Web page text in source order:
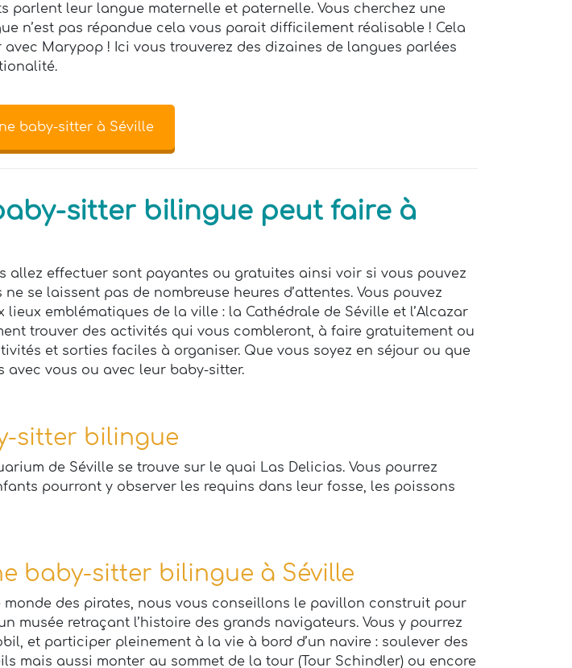
parlent leur langue maternelle et paternelle. Vous cherchez une
n’est pas répandue cela vous parait difficilement réalisable ! Cela
Marypop ! Ici vous trouverez des dizaines de langues parlées
baby-sitter à Séville
sitter bilingue peut faire à
allez effectuer sont payantes ou gratuites ainsi voir si vous pouvez
se laissent pas de nombreuse heures d’attentes. Vous pouvez
emblématiques de la ville : la Cathédrale de Séville et l’Alcazar
trouver des activités qui vous combleront, à faire gratuitement ou
et sorties faciles à organiser. Que vous soyez en séjour ou que
avec vous ou avec leur baby-sitter.
sitter bilingue
de Séville se trouve sur le quai Las Delicias. Vous pourrez
pourront y observer les requins dans leur fosse, les poissons
baby-sitter bilingue à Séville
des pirates, nous vous conseillons le pavillon construit pour
musée retraçant l’histoire des grands navigateurs. Vous y pourrez
et participer pleinement à la vie à bord d’un navire : soulever des
mais aussi monter au sommet de la tour (Tour Schindler) ou encore